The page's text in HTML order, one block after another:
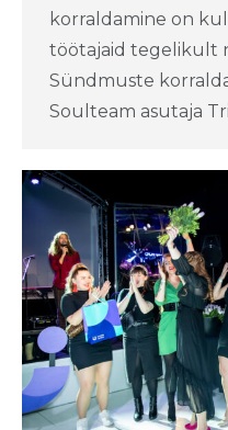
korraldamine on
töötajaid tegelikult
Sündmuste
Soulteam asutaja